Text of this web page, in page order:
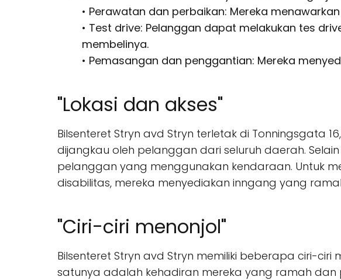
• Perawatan dan perbaikan: Mereka
• Test drive: Pelanggan dapat melakukan tes
membelinya.
• Pemasangan dan penggantian: Mereka
"Lokasi dan akses"
Bilsenteret Stryn avd Stryn terletak di Tonningsgata
dijangkau oleh pelanggan dari seluruh daerah.
pelanggan yang menggunakan kendaraan. Untuk
disabilitas, mereka menyediakan inngang yang
"Ciri-ciri menonjol"
Bilsenteret Stryn avd Stryn memiliki beberapa ciri-
satunya adalah kehadiran mereka yang ramah dan